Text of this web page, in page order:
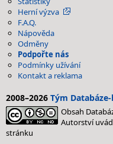
Herní výzva
F.A.Q.
Nápověda
Odměny
Podpořte nás
Podmínky užívání
Kontakt a reklama
2008–2026 Tým
Obsah
Autorství
stránku